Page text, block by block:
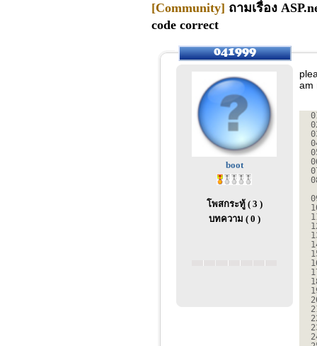
[Community] ถามเรื่อง
code correct
boot
โพสกระทู้ ( 3 )
บทความ ( 0 )
am